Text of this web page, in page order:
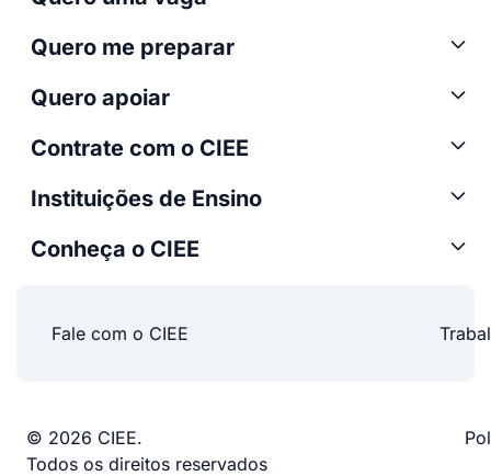
Quero me preparar
Quero apoiar
Contrate com o CIEE
Instituições de Ensino
Conheça o CIEE
Fale com o CIEE
© 2026 CIEE.
Todos os direitos reservados